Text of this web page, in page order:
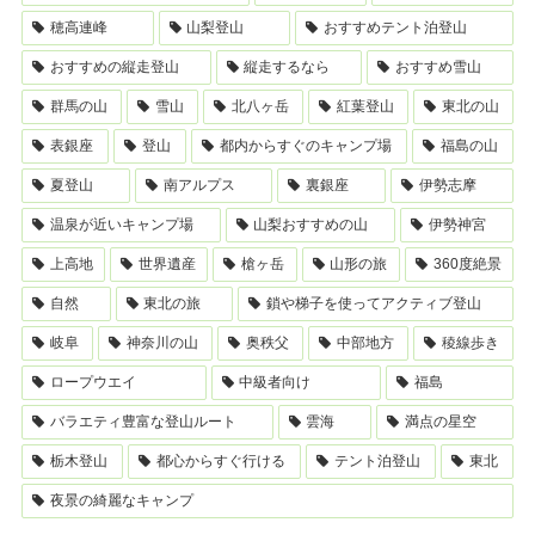
穂高連峰 山梨登山 おすすめテント泊登山
おすすめの縦走登山 縦走するなら おすすめ雪山
群馬の山 雪山 北八ヶ岳 紅葉登山 東北の山
表銀座 登山 都内からすぐのキャンプ場 福島の山
夏登山 南アルプス 裏銀座 伊勢志摩
温泉が近いキャンプ場 山梨おすすめの山 伊勢神宮
上高地 世界遺産 槍ヶ岳 山形の旅 360度絶景
自然 東北の旅 鎖や梯子を使ってアクティブ登山
岐阜 神奈川の山 奥秩父 中部地方 稜線歩き
ロープウエイ 中級者向け 福島
バラエティ豊富な登山ルート 雲海 満点の星空
栃木登山 都心からすぐ行ける テント泊登山 東北
夜景の綺麗なキャンプ